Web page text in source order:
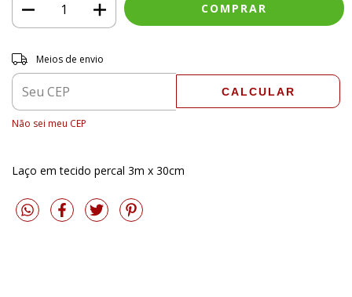
Entregas para o CEP:
Meios de envio
CALCULAR
Não sei meu CEP
Laço em tecido percal 3m x 30cm